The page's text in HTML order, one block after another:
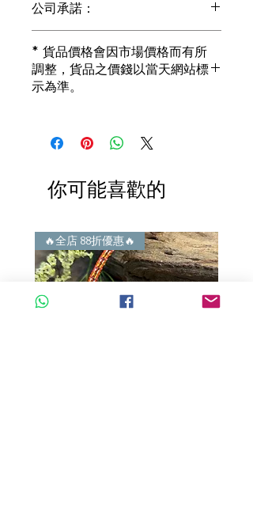
（訂金只接受 現金 或 信用卡）
公司承諾：
冇加色！冇化妝！
i) 所有已鑲玉器珠寶丶玉鐲丶擺件皆 奉
送 [香港翡翠鑑証書]
i) 成色足。冇鍍金！冇包金！冇假金！
3) 顧客所花費一分一毫全部都是珠寶本
i) 無佣金！無租金！無買手費！真真正
正行內批發價。
謝絕紙上談兵。
* 貨品價格會因市場價格而有所
調整，貨品之價錢以當天網站標
示為準。
你可能喜歡的
🔥全店 88折優惠🔥